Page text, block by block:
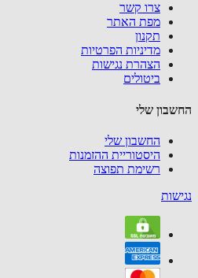
צרו קשר
מפת האתר
תקנון
מדיניות הפרטיות
הצהרת נגישות
ביטולים
שלי
החשבון שלי
היסטוריית ההזמנות
רשימת תפוצה